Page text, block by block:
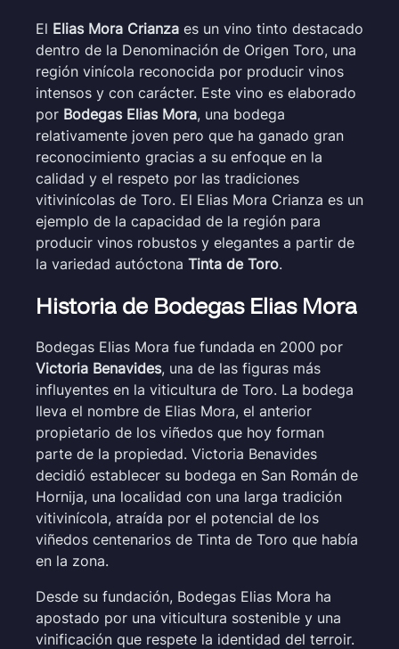
El Elias Mora Crianza es un vino tinto destacado
dentro de la Denominación de Origen Toro, una
región vinícola reconocida por producir vinos
intensos y con carácter. Este vino es elaborado
por Bodegas Elias Mora, una bodega
relativamente joven pero que ha ganado gran
reconocimiento gracias a su enfoque en la
calidad y el respeto por las tradiciones
vitivinícolas de Toro. El Elias Mora Crianza es un
ejemplo de la capacidad de la región para
producir vinos robustos y elegantes a partir de
la variedad autóctona Tinta de Toro.
Historia de Bodegas Elias Mora
Bodegas Elias Mora fue fundada en 2000 por
Victoria Benavides, una de las figuras más
influyentes en la viticultura de Toro. La bodega
lleva el nombre de Elias Mora, el anterior
propietario de los viñedos que hoy forman
parte de la propiedad. Victoria Benavides
decidió establecer su bodega en San Román de
Hornija, una localidad con una larga tradición
vitivinícola, atraída por el potencial de los
viñedos centenarios de Tinta de Toro que había
en la zona.
Desde su fundación, Bodegas Elias Mora ha
apostado por una viticultura sostenible y una
vinificación que respete la identidad del terroir.